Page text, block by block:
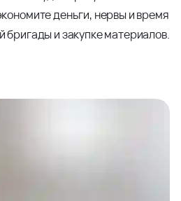
деньги, нервы и время
бригады и закупке материалов.